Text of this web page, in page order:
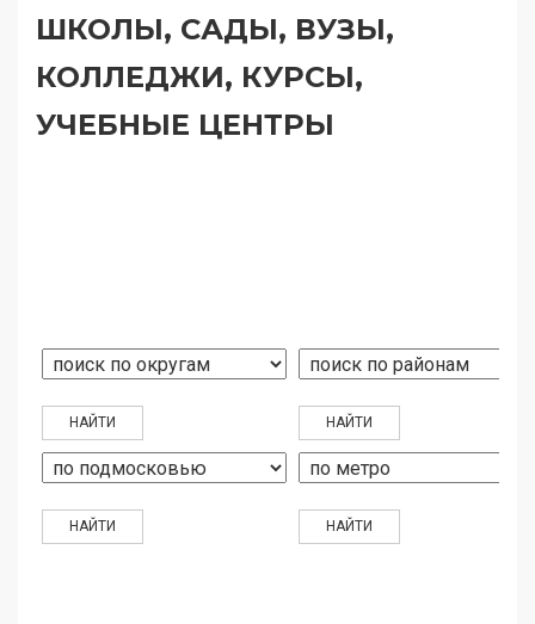
ШКОЛЫ, САДЫ, ВУЗЫ,
КОЛЛЕДЖИ, КУРСЫ,
УЧЕБНЫЕ ЦЕНТРЫ